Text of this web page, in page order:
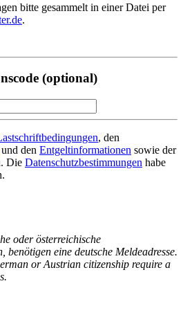
bitte gesammelt in einer Datei per
.
(optional)
, den
und den Entgeltinformationen sowie der
Die Datenschutzbestimmungen habe
oder österreichische
benötigen eine deutsche Meldeadresse.
or Austrian citizenship require a